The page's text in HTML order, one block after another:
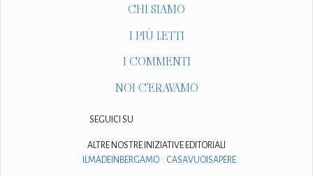
CHI SIAMO
I PIÙ LETTI
I COMMENTI
NOI C'ERAVAMO
SEGUICI SU
ALTRE NOSTRE INIZIATIVE EDITORIALI
ILMADEINBERGAMO
CASAVUOISAPERE